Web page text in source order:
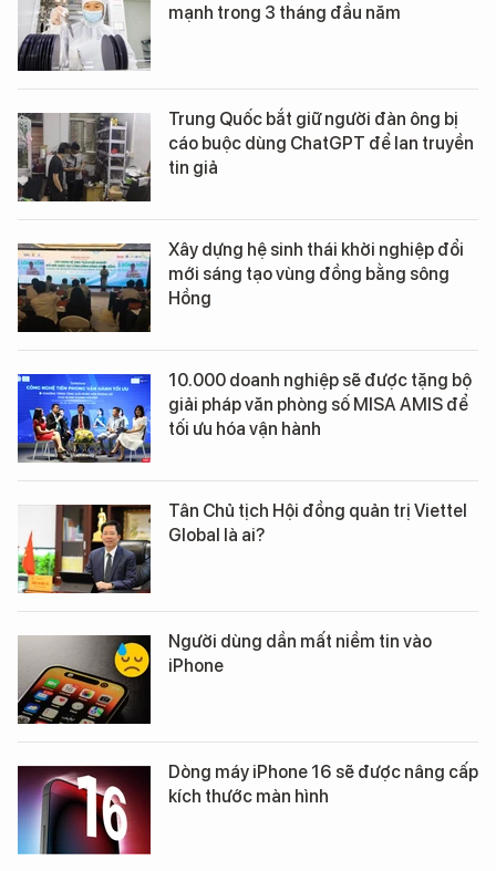
mạnh trong 3 tháng đầu năm
Trung Quốc bắt giữ người đàn ông bị
cáo buộc dùng ChatGPT để lan truyền
tin giả
Xây dựng hệ sinh thái khởi nghiệp đổi
mới sáng tạo vùng đồng bằng sông
Hồng
10.000 doanh nghiệp sẽ được tặng bộ
giải pháp văn phòng số MISA AMIS để
tối ưu hóa vận hành
Tân Chủ tịch Hội đồng quản trị Viettel
Global là ai?
Người dùng dần mất niềm tin vào
iPhone
Dòng máy iPhone 16 sẽ được nâng cấp
kích thước màn hình